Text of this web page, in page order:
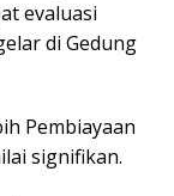
evaluasi
di Gedung
Pembiayaan
signifikan.